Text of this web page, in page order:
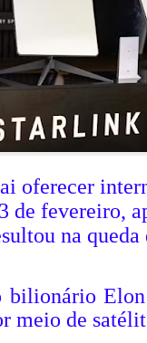
oferecer
de fevereiro,
na
bilionário
meio de